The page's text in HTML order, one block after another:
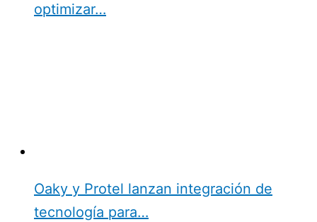
optimizar…
Oaky y Protel lanzan integración de
tecnología para…